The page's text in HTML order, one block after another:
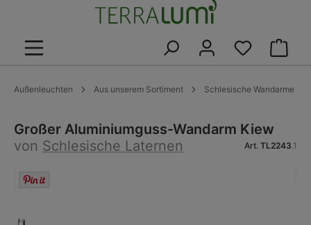
Außenleuchten Aus unserem Sortiment Schlesische Wandarme
Großer Aluminiumguss-Wandarm Kiew
von Schlesische Laternen Art. TL2243.1
Bildergalerie überspringen